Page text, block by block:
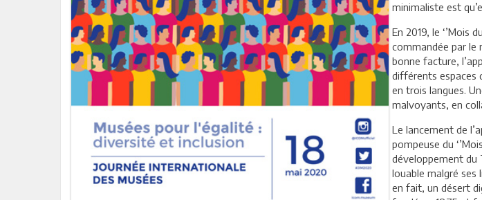
minimaliste est
En 2019, le ‘’Mois
commandée par le
bonne facture,
différents espaces
en trois langues.
malvoyants, en
Le lancement de
pompeuse du
développement du
louable malgré ses
en fait, un désert